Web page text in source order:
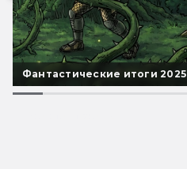
Фантастические итоги 2025